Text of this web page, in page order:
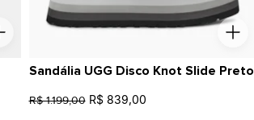
Sandália UGG Disco Knot Slide Preto
R$ 1.199,00 R$ 839,00